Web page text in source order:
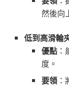
然後向
低到高滑輪
優點：
度。
要領：